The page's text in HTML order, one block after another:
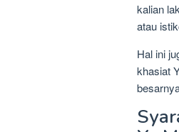
kalian
atau
Hal ini
khasiat